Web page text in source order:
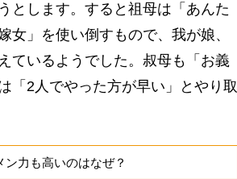
とします。すると祖母は「あんた
」を使い倒すもので、我が娘、
ているようでした。叔母も「お義
「2人でやった方が早い」とやり取
力も高いのはなぜ？